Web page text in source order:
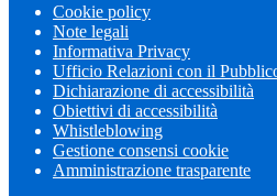
Cookie policy
Note legali
Informativa Privacy
Ufficio Relazioni con il
Dichiarazione di accessibilità
Obiettivi di accessibilità
Whistleblowing
Gestione consensi cookie
Amministrazione trasparente